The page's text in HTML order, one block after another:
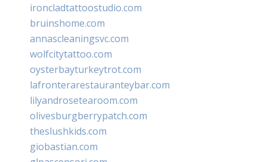
ironcladtattoostudio.com
bruinshome.com
annascleaningsvc.com
wolfcitytattoo.com
oysterbayturkeytrot.com
lafronterarestauranteybar.com
lilyandrosetearoom.com
olivesburgberrypatch.com
theslushkids.com
giobastian.com